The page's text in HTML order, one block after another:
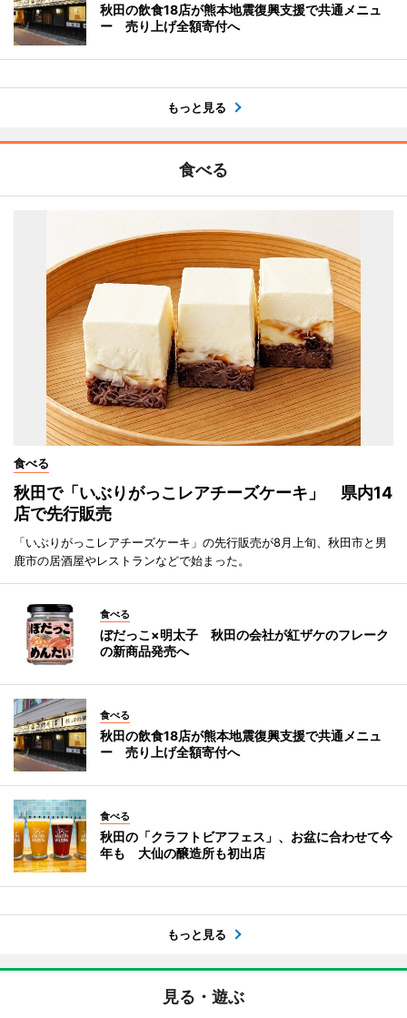
秋田の飲食18店が熊本地震復興支援で共通メニュ
ー 売り上げ全額寄付へ
もっと見る
食べる
食べる
秋田で「いぶりがっこレアチーズケーキ」 県内14
店で先行販売
「いぶりがっこレアチーズケーキ」の先行販売が8月上旬、秋田市と男
鹿市の居酒屋やレストランなどで始まった。
食べる
ぼだっこ×明太子 秋田の会社が紅ザケのフレーク
の新商品発売へ
食べる
秋田の飲食18店が熊本地震復興支援で共通メニュ
ー 売り上げ全額寄付へ
食べる
秋田の「クラフトビアフェス」、お盆に合わせて今
年も 大仙の醸造所も初出店
もっと見る
見る・遊ぶ